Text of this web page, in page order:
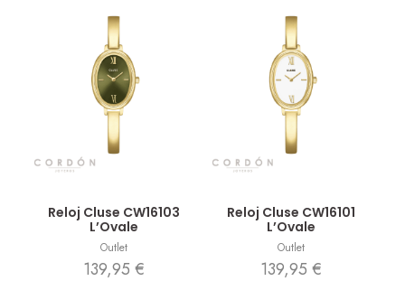
Reloj Cluse CW16103
L’Ovale
Outlet
139,95 €
Reloj Cluse CW16101
L’Ovale
Outlet
139,95€